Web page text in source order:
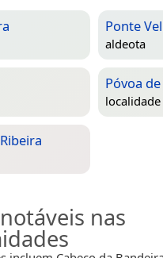
Ponte
aldeota
Póvoa
localidade
nas